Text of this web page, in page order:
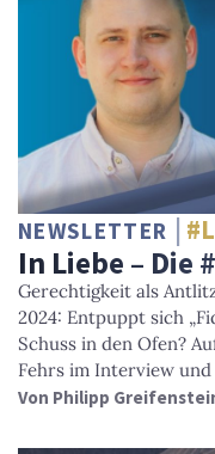
NEWSLETTER
In Liebe – Die
Gerechtigkeit als
2024: Entpuppt sich
Schuss in den Ofen?
Fehrs im Interview
Von Philipp